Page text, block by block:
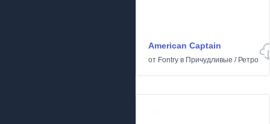
American Captain
от Fontry в Причудливые / Ретро